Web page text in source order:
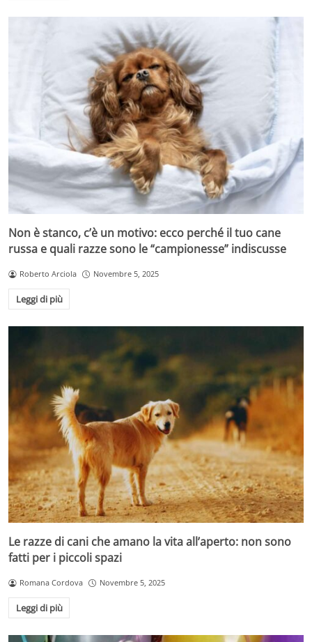
Non è stanco, c’è un motivo: ecco perché il tuo cane
russa e quali razze sono le “campionesse” indiscusse
Roberto Arciola Novembre 5, 2025
Leggi di più
Le razze di cani che amano la vita all’aperto: non sono
fatti per i piccoli spazi
Romana Cordova Novembre 5, 2025
Leggi di più